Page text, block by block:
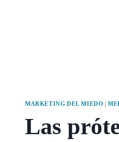
MARKETING DEL MIEDO |
Las